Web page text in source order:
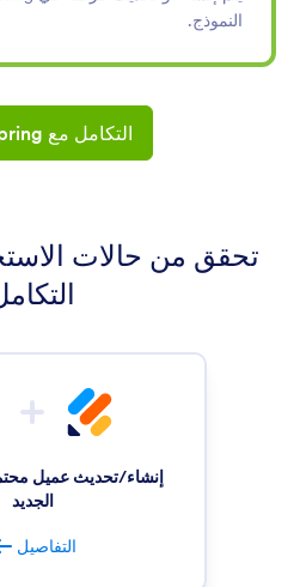
النموذج.
التكامل مع SharpSpring
تحقق من حالات
إنشاء/تحديث عميل
الجديد
التفاصيل